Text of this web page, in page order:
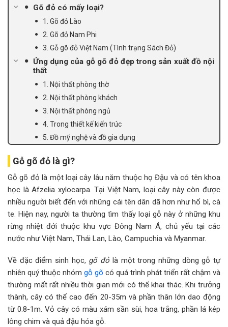
Gõ đỏ có mấy loại?
1. Gõ đỏ Lào
2. Gõ đỏ Nam Phi
3. Gỗ gõ đỏ Việt Nam (Tình trạng Sách Đỏ)
Ứng dụng của gỗ gõ đỏ đẹp trong sản xuất đồ nội
thất
1. Nội thất phòng thờ
2. Nội thất phòng khách
3. Nội thất phòng ngủ
4. Trong thiết kế kiến trúc
5. Đồ mỹ nghệ và đồ gia dụng
Gỗ gõ đỏ là gì?
Gỗ gõ đỏ là một loại cây lâu năm thuộc họ Đậu và có tên khoa
học là Afzelia xylocarpa. Tại Việt Nam, loại cây này còn được
nhiều người biết đến với những cái tên dân dã hơn như hổ bì, cà
te. Hiện nay, người ta thường tìm thấy loại gỗ này ở những khu
rừng nhiệt đới thuộc khu vực Đông Nam Á, chủ yếu tại các
nước như Việt Nam, Thái Lan, Lào, Campuchia và Myanmar.
Về đặc điểm sinh học, gõ đỏ là một trong những dòng gỗ tự
nhiên quý thuộc nhóm gỗ gõ có quá trình phát triển rất chậm và
thường mất rất nhiều thời gian mới có thể khai thác. Khi trưởng
thành, cây có thể cao đến 20-35m và phần thân lớn dao động
từ 0.8-1m. Vỏ cây có màu xám sần sùi, hoa trắng, phần lá kép
lông chim và quả đậu hóa gỗ.